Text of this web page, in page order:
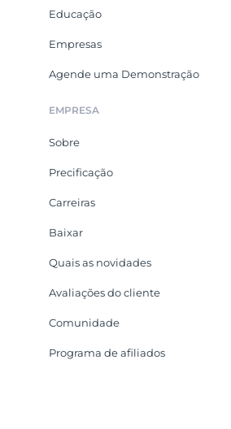
Educação
Empresas
Agende uma Demonstração
EMPRESA
Sobre
Precificação
Carreiras
Baixar
Quais as novidades
Avaliações do cliente
Comunidade
Programa de afiliados